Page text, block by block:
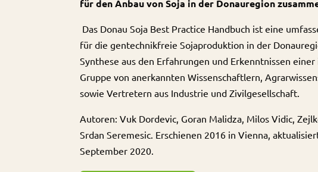
für den Anbau von Soja in der Donauregion
Das Donau Soja Best Practice Handbuch ist eine
für die gentechnikfreie Sojaproduktion in der
Synthese aus den Erfahrungen und Erkenntnissen
Gruppe von anerkannten Wissenschaftlern,
sowie Vertretern aus Industrie und Zivilgesellschaft.
Autoren: Vuk Dordevic, Goran Malidza, Milos Vidic,
Srdan Seremesic. Erschienen 2016 in Vienna,
September 2020.